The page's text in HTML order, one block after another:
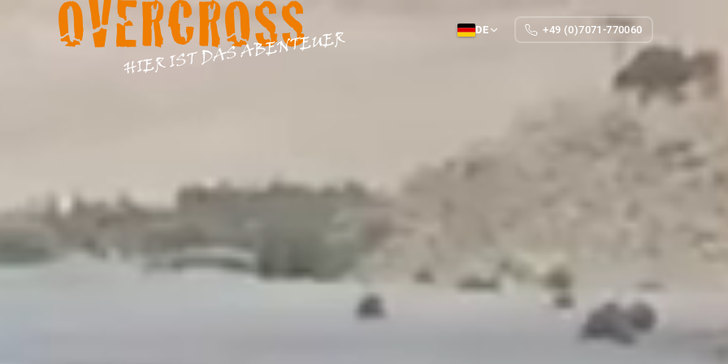
OVERCROSS
HIER IST DAS ABENTEUER DE +49 (0)7071-770060